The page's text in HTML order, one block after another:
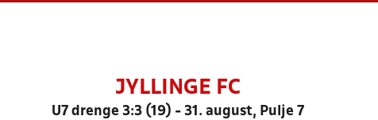
JYLLINGE FC
U7 drenge 3:3 (19) - 31. august, Pulje 7